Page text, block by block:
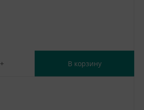
+ В корзину